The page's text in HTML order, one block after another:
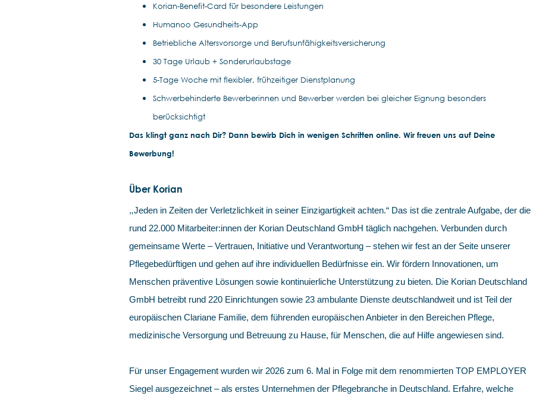
Korian-Benefit-Card für besondere Leistungen
Humanoo Gesundheits-App
Betriebliche Altersvorsorge und Berufsunfähigkeitsversicherung
30 Tage Urlaub + Sonderurlaubstage
5-Tage Woche mit flexibler, frühzeitiger Dienstplanung
Schwerbehinderte Bewerberinnen und Bewerber werden bei gleicher Eignung besonders
berücksichtigt
Das klingt ganz nach Dir? Dann bewirb Dich in wenigen Schritten online. Wir freuen uns auf Deine
Bewerbung!
Über Korian
„Jeden in Zeiten der Verletzlichkeit in seiner Einzigartigkeit achten.“ Das ist die zentrale Aufgabe, der die
rund 22.000 Mitarbeiter:innen der Korian Deutschland GmbH täglich nachgehen. Verbunden durch
gemeinsame Werte – Vertrauen, Initiative und Verantwortung – stehen wir fest an der Seite unserer
Pflegebedürftigen und gehen auf ihre individuellen Bedürfnisse ein. Wir fördern Innovationen, um
Menschen präventive Lösungen sowie kontinuierliche Unterstützung zu bieten. Die Korian Deutschland
GmbH betreibt rund 220 Einrichtungen sowie 23 ambulante Dienste deutschlandweit und ist Teil der
europäischen Clariane Familie, dem führenden europäischen Anbieter in den Bereichen Pflege,
medizinische Versorgung und Betreuung zu Hause, für Menschen, die auf Hilfe angewiesen sind.
Für unser Engagement wurden wir 2026 zum 6. Mal in Folge mit dem renommierten TOP EMPLOYER
Siegel ausgezeichnet – als erstes Unternehmen der Pflegebranche in Deutschland. Erfahre, welche